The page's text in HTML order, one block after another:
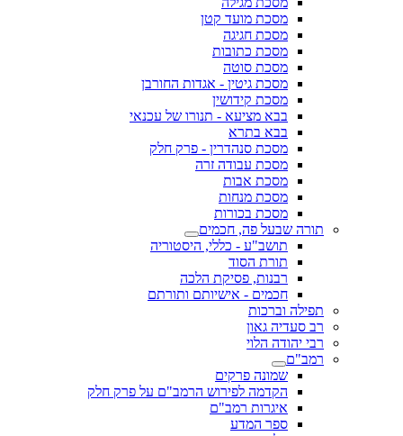
מסכת מועד קטן
מסכת חגיגה
מסכת כתובות
מסכת סוטה
מסכת גיטין - אגדות החורבן
מסכת קידושין
בבא מציעא - תנורו של עכנאי
בבא בתרא
מסכת סנהדרין - פרק חלק
מסכת עבודה זרה
מסכת אבות
מסכת מנחות
מסכת בכורות
תורה שבעל פה, חכמים
תושב"ע - כללי, היסטוריה
תורת הסוד
רבנות, פסיקת הלכה
חכמים - אישיותם ותורתם
תפילה וברכות
רב סעדיה גאון
רבי יהודה הלוי
רמב"ם
שמונה פרקים
הקדמה לפירוש הרמב"ם על פרק חלק
איגרות רמב"ם
ספר המדע